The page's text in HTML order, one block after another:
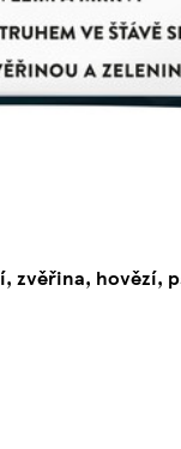
zvěřina, hovězí,